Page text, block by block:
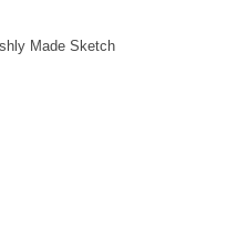
Made Sketch